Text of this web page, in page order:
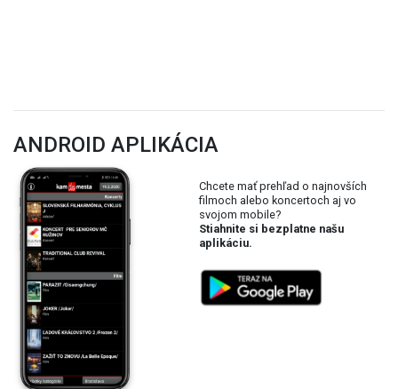
ANDROID APLIKÁCIA
Chcete mať prehľad o najnovších
filmoch alebo koncertoch aj vo
svojom mobile?
Stiahnite si bezplatne našu
aplikáciu.